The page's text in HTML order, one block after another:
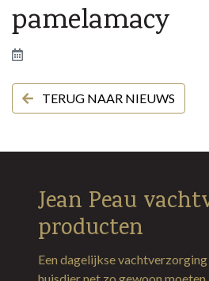
pamelamacy
TERUG NAAR NIEUWS
Jean Peau
producten
Een dagelijkse